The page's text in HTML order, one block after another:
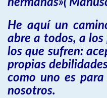
hermanas»(
He aquí un
abre a todos, a los
los que sufren:
propias
como uno es
nosotros.